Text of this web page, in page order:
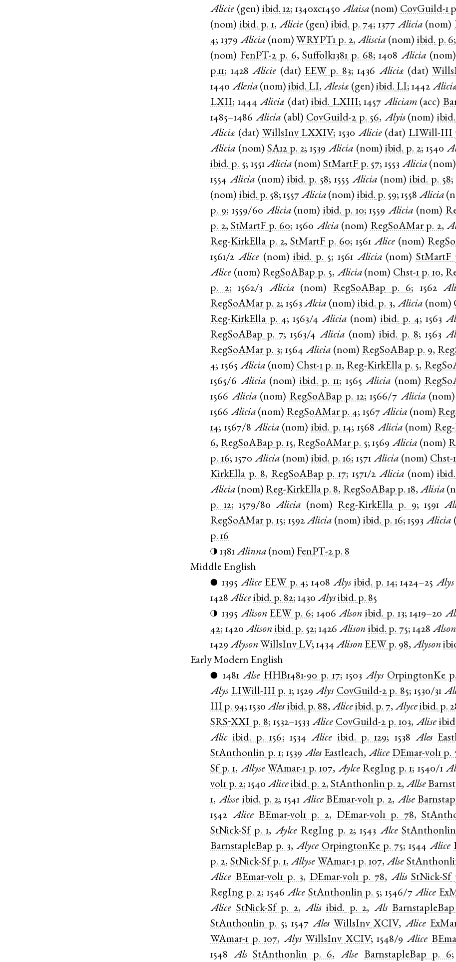
Alicie (gen) ibid. 12; 1340xc1450 Alaisa(nom) CovGuild-1
(nom) ibid. p. 1, Alicie(gen) ibid. p. 74;1377 Alicia (nom)
4;1379 Alicia(nom) WRYPT1 p. 2,Aliscia (nom) ibid. p. 6
(nom) FenPT-2 p. 6,Suffolk1381 p. 68;1408 Alicia (nom)
p.11; 1428 Alicie (dat) EEW p. 83;1436 Aliciæ (dat)
1440 Alesia(nom) ibid. LI, Alesiæ (gen)ibid. LI;1442
LXII; 1444 Aliciæ (dat)ibid. LXIII;1457 Aliciam(acc)
1485–1486 Alicia(abl) CovGuild-2 p. 56, Alyis(nom) ibid.
Aliciæ (dat) WillsInv LXXIV; 1530 Alicie(dat) LIWill-III
Alicia (nom) SA12 p. 2;1539 Alicia (nom) ibid. p. 2;1540
ibid. p. 5; 1551 Alicia (nom) StMartF p. 57;1553 Alicia(nom
1554 Alicia (nom)ibid. p. 58;1555 Alicia(nom) ibid. p. 58;
(nom) ibid. p. 58;1557 Alicia (nom) ibid. p. 59;1558 Alicia (
p. 9; 1559/60 Alicia(nom)ibid. p. 10;1559 Alicia (nom)
p. 2,StMartF p. 60; 1560 Alcia(nom) RegSoAMar p. 2,
Reg-KirkElla p. 2, StMartF p. 60;1561 Alice (nom)
1561/2 Alice (nom)ibid. p. 5;1561 Alicia(nom) StMartF
Alice (nom) RegSoABap p. 5, Alicia(nom) Chst-1 p. 10,
p. 2;1562/3 Alicia(nom) RegSoABap p. 6; 1562
RegSoAMar p. 2; 1563 Alcia (nom) ibid. p. 3, Alicia(nom)
Reg-KirkElla p. 4;1563/4 Alicia (nom) ibid. p. 4;1563
RegSoABap p. 7;1563/4 Alicia (nom)ibid. p. 8; 1563
RegSoAMar p. 3;1564 Alicia (nom) RegSoABap p. 9,
4; 1565 Alicia(nom) Chst-1 p. 11, Reg-KirkElla p. 5,
1565/6 Alicia(nom) ibid. p. 11; 1565 Alicia (nom)
1566 Alicia(nom) RegSoABap p. 12;1566/7 Alicia(nom)
1566 Alicia(nom) RegSoAMar p. 4; 1567 Alicia (nom)
14;1567/8 Alicia(nom)ibid. p. 14;1568 Alicia(nom)
6, RegSoABap p. 15, RegSoAMar p. 5;1569 Alicia (nom)
p. 16; 1570 Alicia(nom) ibid. p. 16;1571 Alicia (nom) Chst-1
KirkElla p. 8, RegSoABap p. 17;1571/2 Alicia(nom)ibid.
Alicia (nom) Reg-KirkElla p. 8, RegSoABap p. 18, Alisia(
p. 12;1579/80 Alicia (nom) Reg-KirkElla p. 9;1591
RegSoAMar p. 15; 1592 Alicia (nom)ibid. p. 16;1593 Alicia (
p. 16
◑ 1381 Alinna (nom) FenPT-2 p. 8
Middle English
● 1395 Alice EEW p. 4;1408 Alys ibid. p. 14;1424–25 Alys
1428 Alice ibid. p. 82;1430 Alysibid. p. 85
◑ 1395 Alison EEW p. 6; 1406 Alson ibid. p. 13;1419–20
42; 1420 Alison ibid. p. 52; 1426 Alison ibid. p. 75;1428 Alson
1429 Alyson WillsInv LV;1434 Alison EEW p. 98,Alyson
Early Modern English
● 1481 Alse HHB1481-90 p. 17;1503 Alys OrpingtonKe
Alys LIWill-III p. 1; 1529 Alys CovGuild-2 p. 85; 1530/31
III p. 94;1530 Ales ibid. p. 88, Alice ibid. p. 7, Alyce ibid. p.
SRS-XXI p. 8; 1532–1533 Alice CovGuild-2 p. 103,Alise
Alic ibid. p. 156; 1534 Alice ibid. p. 129; 1538 Ales
StAnthonlin p. 1; 1539 Ales Eastleach,Alice DEmar-vol1 p.
Sf p. 1, Allyse WAmar-1 p. 107, Aylce RegIng p. 1; 1540/1
vol1 p. 2; 1540 Alice ibid. p. 2, StAnthonlin p. 2,Allse
1,Alsse ibid. p. 2;1541 Alice BEmar-vol1 p. 2, Alse
1542 Alice BEmar-vol1 p. 2, DEmar-vol1 p. 78,
StNick-Sf p. 1, Aylce RegIng p. 2;1543 Alce StAnthonlin
BarnstapleBap p. 3,Alyce OrpingtonKe p. 75; 1544 Alice
p. 2, StNick-Sf p. 1,Allyse WAmar-1 p. 107,Alse
Alice BEmar-vol1 p. 3, DEmar-vol1 p. 78,Alis StNick-Sf
RegIng p. 2; 1546 Alce StAnthonlin p. 5; 1546/7 Alice
Alice StNick-Sf p. 2,Alis ibid. p. 2, Als BarnstapleBap
StAnthonlin p. 5; 1547 Ales WillsInv XCIV,Alice
WAmar-1 p. 107, Alys WillsInv XCIV; 1548/9 Alice
1548
Als StAnthonlin p. 6, Alse BarnstapleBap p. 6